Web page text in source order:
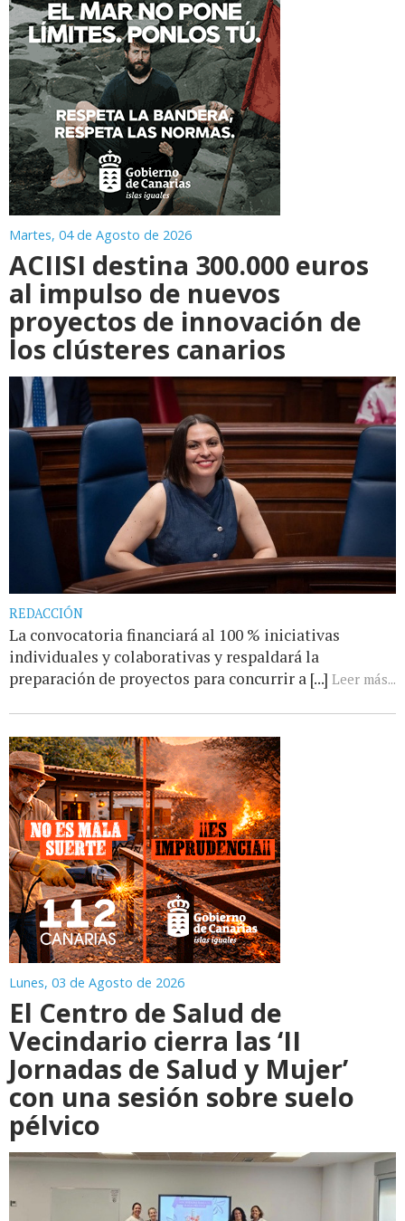
Martes, 04 de Agosto de 2026
ACIISI destina 300.000 euros
al impulso de nuevos
proyectos de innovación de
los clústeres canarios
REDACCIÓN
La convocatoria financiará al 100 % iniciativas
individuales y colaborativas y respaldará la
preparación de proyectos para concurrir a [...] Leer más...
Lunes, 03 de Agosto de 2026
El Centro de Salud de
Vecindario cierra las ‘II
Jornadas de Salud y Mujer’
con una sesión sobre suelo
pélvico